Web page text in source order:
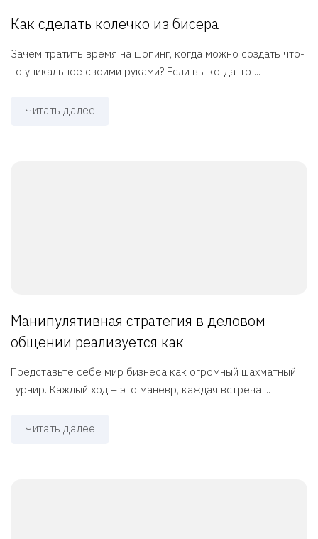
Как сделать колечко из бисера
Зачем тратить время на шопинг, когда можно создать что-
то уникальное своими руками? Если вы когда-то ...
Читать далее
Манипулятивная стратегия в деловом
общении реализуется как
Представьте себе мир бизнеса как огромный шахматный
турнир. Каждый ход – это маневр, каждая встреча ...
Читать далее